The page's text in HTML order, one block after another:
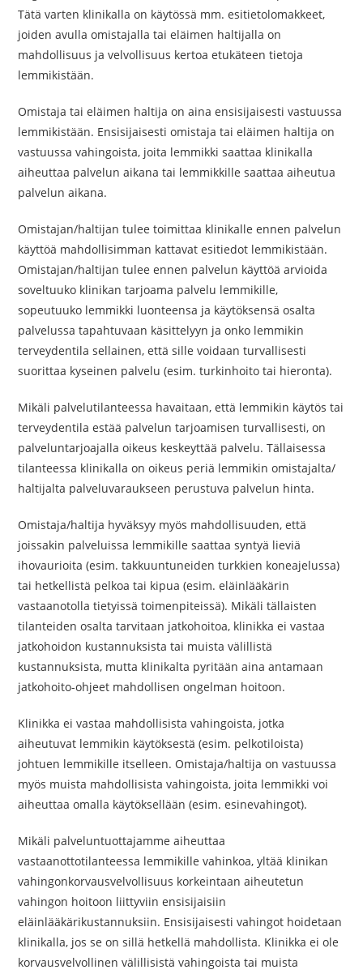
Tätä varten klinikalla on käytössä mm. esitietolomakkeet,
joiden avulla omistajalla tai eläimen haltijalla on
mahdollisuus ja velvollisuus kertoa etukäteen tietoja
lemmikistään.
Omistaja tai eläimen haltija on aina ensisijaisesti vastuussa
lemmikistään. Ensisijaisesti omistaja tai eläimen haltija on
vastuussa vahingoista, joita lemmikki saattaa klinikalla
aiheuttaa palvelun aikana tai lemmikkille saattaa aiheutua
palvelun aikana.
Omistajan/haltijan tulee toimittaa klinikalle ennen palvelun
käyttöä mahdollisimman kattavat esitiedot lemmikistään.
Omistajan/haltijan tulee ennen palvelun käyttöä arvioida
soveltuuko klinikan tarjoama palvelu lemmikille,
sopeutuuko lemmikki luonteensa ja käytöksensä osalta
palvelussa tapahtuvaan käsittelyyn ja onko lemmikin
terveydentila sellainen, että sille voidaan turvallisesti
suorittaa kyseinen palvelu (esim. turkinhoito tai hieronta).
Mikäli palvelutilanteessa havaitaan, että lemmikin käytös tai
terveydentila estää palvelun tarjoamisen turvallisesti, on
palveluntarjoajalla oikeus keskeyttää palvelu. Tällaisessa
tilanteessa klinikalla on oikeus periä lemmikin omistajalta/
haltijalta palveluvaraukseen perustuva palvelun hinta.
Omistaja/haltija hyväksyy myös mahdollisuuden, että
joissakin palveluissa lemmikille saattaa syntyä lieviä
ihovaurioita (esim. takkuuntuneiden turkkien koneajelussa)
tai hetkellistä pelkoa tai kipua (esim. eläinlääkärin
vastaanotolla tietyissä toimenpiteissä). Mikäli tällaisten
tilanteiden osalta tarvitaan jatkohoitoa, klinikka ei vastaa
jatkohoidon kustannuksista tai muista välillistä
kustannuksista, mutta klinikalta pyritään aina antamaan
jatkohoito-ohjeet mahdollisen ongelman hoitoon.
Klinikka ei vastaa mahdollisista vahingoista, jotka
aiheutuvat lemmikin käytöksestä (esim. pelkotiloista)
johtuen lemmikille itselleen. Omistaja/haltija on vastuussa
myös muista mahdollisista vahingoista, joita lemmikki voi
aiheuttaa omalla käytöksellään (esim. esinevahingot).
Mikäli palveluntuottajamme aiheuttaa
vastaanottotilanteessa lemmikille vahinkoa, yltää klinikan
vahingonkorvausvelvollisuus korkeintaan aiheutetun
vahingon hoitoon liittyviin ensisijaisiin
eläinlääkärikustannuksiin. Ensisijaisesti vahingot hoidetaan
klinikalla, jos se on sillä hetkellä mahdollista. Klinikka ei ole
korvausvelvollinen välillisistä vahingoista tai muista